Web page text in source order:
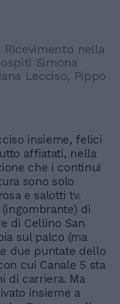
nella
Simona
Lecciso, Pippo
insieme, felici
affiatati, nella
che i continui
sono solo
e salotti tv.
di
di Cellino San
sul palco (ma
due puntate dello
cui Canale 5 sta
di carriera. Ma
insieme a